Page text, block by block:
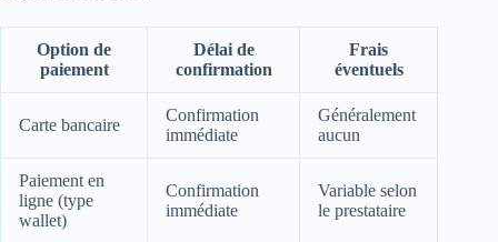
Option de
paiement
Délai de
confirmation
Frais
éventuels
Carte bancaire
Confirmation
immédiate
Généralement
aucun
Paiement en
ligne (type
wallet)
Confirmation
immédiate
Variable selon
le prestataire